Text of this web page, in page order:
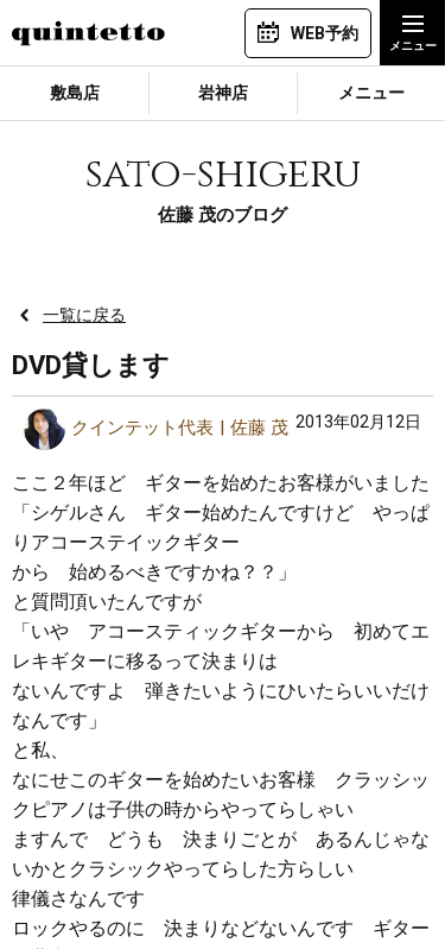
WEB予約
敷島店 岩神店 メニュー
sato-shigeru
佐藤 茂のブログ
一覧に戻る
DVD貸します
クインテット代表 佐藤 茂 2013年02月12日
ここ２年ほど ギターを始めたお客様がいました
「シゲルさん ギター始めたんですけど やっぱ
りアコーステイックギター
から 始めるべきですかね？？」
と質問頂いたんですが
「いや アコースティックギターから 初めてエ
レキギターに移るって決まりは
ないんですよ 弾きたいようにひいたらいいだけ
なんです」
と私、
なにせこのギターを始めたいお客様 クラッシッ
クピアノは子供の時からやってらしゃい
ますんで どうも 決まりごとが あるんじゃな
いかとクラシックやってらした方らしい
律儀さなんです
ロックやるのに 決まりなどないんです ギター